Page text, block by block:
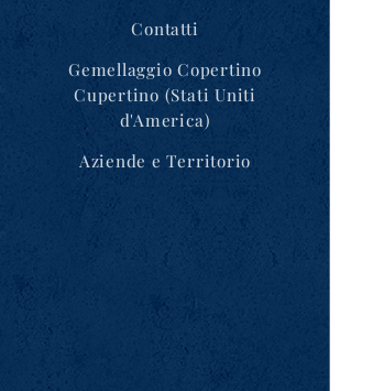
Contatti
Gemellaggio Copertino
Cupertino (Stati Uniti
d'America)
Aziende e Territorio